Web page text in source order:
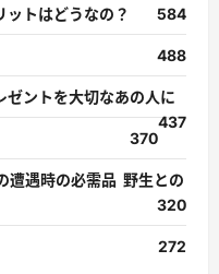
ットはどうなの？
584
488
ゼントを大切なあの人に
437
370
遭遇時の必需品 野生との
320
272